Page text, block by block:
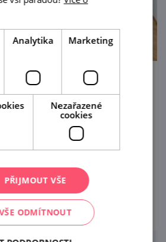
epopej Alfonse Muchy
8. '21 — 20. 6. '31
slavnostním zážitkem může
Slovanské epopeje
na zámku v Moravském
Krumlově.
prohlédnout
Analytika Marketing
Nezařazené
cookies
PŘIJMOUT VŠE
ODMÍTNOUT